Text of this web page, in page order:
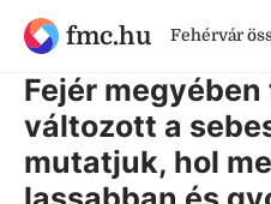
fmc.hu Fehérvár
5 évnél régebbi cikk
Fejér
változott a
mutatjuk, hol